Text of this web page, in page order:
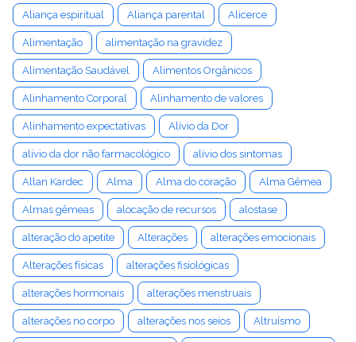
Aliança espiritual Aliança parental Alicerce
Alimentação alimentação na gravidez
Alimentação Saudável Alimentos Orgânicos
Alinhamento Corporal Alinhamento de valores
Alinhamento expectativas Alívio da Dor
alívio da dor não farmacológico alívio dos sintomas
Allan Kardec Alma Alma do coração Alma Gêmea
Almas gêmeas alocação de recursos alostase
alteração do apetite Alterações alterações emocionais
Alterações físicas alterações fisiológicas
alterações hormonais alterações menstruais
alterações no corpo alterações nos seios Altruísmo